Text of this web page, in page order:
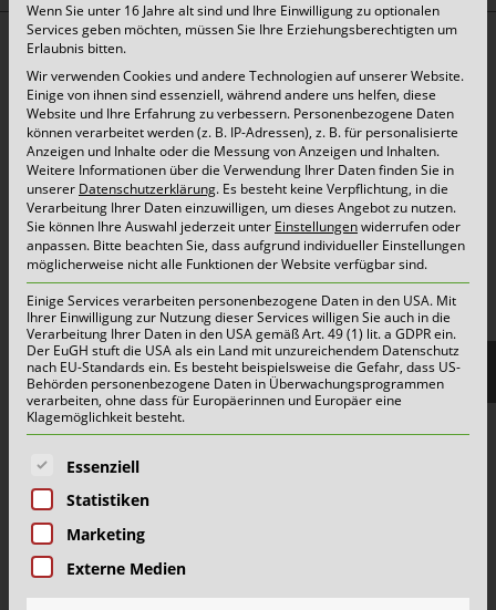
Top Themen:
Abfallarten
Container & Behälter
FAQ
Jobs&Karriere
onlinePORTALE
Reklamation & Services
Aktuelles | Pressemitteilungen
Herzlich willkommen im Team Grün-Gelb!
Wertstoffhof Erkrath | Geänderte Öffnungszeiten
Wie Schönmackers die kommunale Entsorgung für
halb NRW organisiert
MehrAlle Meldungen
Wenn Sie unter 16 Jahre alt sind und Ihre Einwilligung zu optionalen
Services geben möchten, müssen Sie Ihre Erziehungsberechtigten um
Erlaubnis bitten.
Wir verwenden Cookies und andere Technologien auf unserer Website.
Einige von ihnen sind essenziell, während andere uns helfen, diese
Website und Ihre Erfahrung zu verbessern. Personenbezogene Daten
können verarbeitet werden (z. B. IP-Adressen), z. B. für personalisierte
Anzeigen und Inhalte oder die Messung von Anzeigen und Inhalten.
Weitere Informationen über die Verwendung Ihrer Daten finden Sie in
unserer Datenschutzerklärung. Es besteht keine Verpflichtung, in die
Verarbeitung Ihrer Daten einzuwilligen, um dieses Angebot zu nutzen.
Sie können Ihre Auswahl jederzeit unter Einstellungenwiderrufen oder
anpassen. Bitte beachten Sie, dass aufgrund individueller Einstellungen
möglicherweise nicht alle Funktionen der Website verfügbar sind.
Einige Services verarbeiten personenbezogene Daten in den USA. Mit
Ihrer Einwilligung zur Nutzung dieser Services willigen Sie auch in die
Verarbeitung Ihrer Daten in den USA gemäß Art. 49 (1) lit. a GDPR ein.
Der EuGH stuft die USA als ein Land mit unzureichendem Datenschutz
nach EU-Standards ein. Es besteht beispielsweise die Gefahr, dass US-
Behörden personenbezogene Daten in Überwachungsprogrammen
verarbeiten, ohne dass für Europäerinnen und Europäer eine
Klagemöglichkeit besteht.
Es folgt eine Liste der Service-Gruppen, für die eine
Essenziell
Statistiken
Marketing
Externe Medien